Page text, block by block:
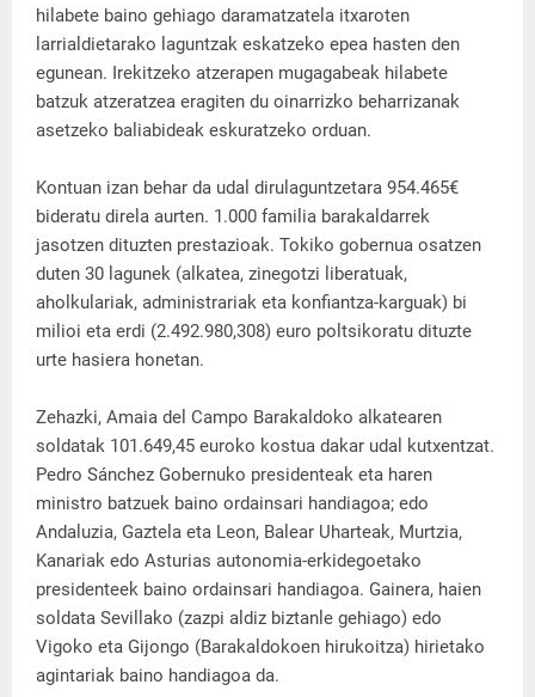
hilabete baino gehiago daramatzatela itxaroten
larrialdietarako laguntzak eskatzeko epea hasten den
egunean. Irekitzeko atzerapen mugagabeak hilabete
batzuk atzeratzea eragiten du oinarrizko beharrizanak
asetzeko baliabideak eskuratzeko orduan.
Kontuan izan behar da udal dirulaguntzetara 954.465€
bideratu direla aurten. 1.000 familia barakaldarrek
jasotzen dituzten prestazioak. Tokiko gobernua osatzen
duten 30 lagunek (alkatea, zinegotzi liberatuak,
aholkulariak, administrariak eta konfiantza-karguak) bi
milioi eta erdi (2.492.980,308) euro poltsikoratu dituzte
urte hasiera honetan.
Zehazki, Amaia del Campo Barakaldoko alkatearen
soldatak 101.649,45 euroko kostua dakar udal kutxentzat.
Pedro Sánchez Gobernuko presidenteak eta haren
ministro batzuek baino ordainsari handiagoa; edo
Andaluzia, Gaztela eta Leon, Balear Uharteak, Murtzia,
Kanariak edo Asturias autonomia-erkidegoetako
presidenteek baino ordainsari handiagoa. Gainera, haien
soldata Sevillako (zazpi aldiz biztanle gehiago) edo
Vigoko eta Gijongo (Barakaldokoen hirukoitza) hirietako
agintariak baino handiagoa da.